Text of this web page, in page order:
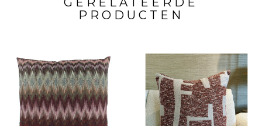
PRODUCTEN